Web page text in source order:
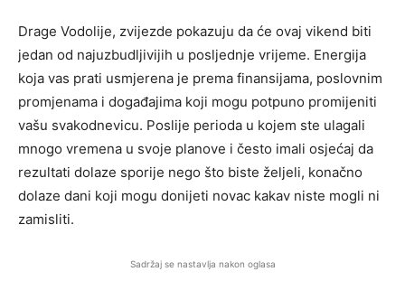
Drage Vodolije, zvijezde pokazuju da će ovaj vikend biti
jedan od najuzbudljivijih u posljednje vrijeme. Energija
koja vas prati usmjerena je prema finansijama, poslovnim
promjenama i događajima koji mogu potpuno promijeniti
vašu svakodnevicu. Poslije perioda u kojem ste ulagali
mnogo vremena u svoje planove i često imali osjećaj da
rezultati dolaze sporije nego što biste željeli, konačno
dolaze dani koji mogu donijeti novac kakav niste mogli ni
zamisliti.
Sadržaj se nastavlja nakon oglasa